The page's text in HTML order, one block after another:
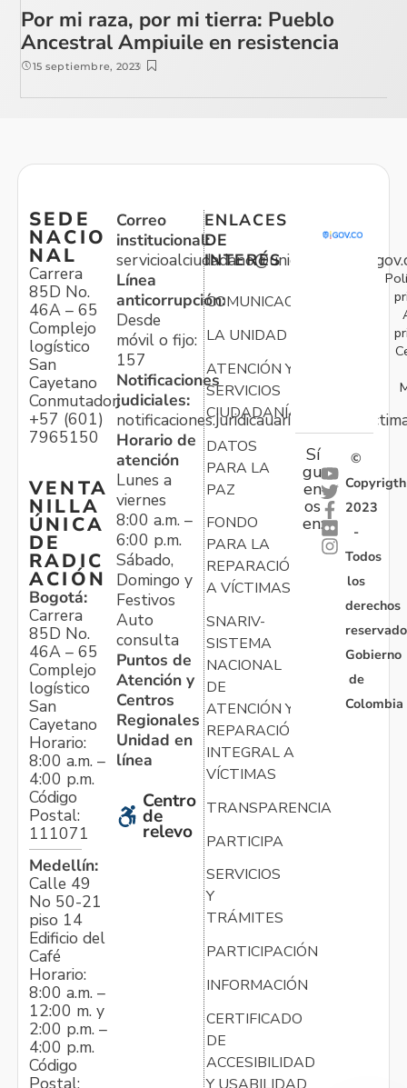
Por mi raza, por mi tierra: Pueblo
Ancestral Ampiuile en resistencia
15 septiembre, 2023
SEDE
NACIO
NAL
Carrera
85D No.
46A – 65
Complejo
logístico
San
Cayetano
Conmutador:
+57 (601)
7965150
VENTA
NILLA
ÚNICA
DE
RADIC
ACIÓN
Bogotá:
Carrera
85D No.
46A – 65
Complejo
logístico
San
Cayetano
Horario:
8:00 a.m. –
4:00 p.m.
Código
Postal:
111071
Medellín:
Calle 49
No 50-21
piso 14
Edificio del
Café
Horario:
8:00 a.m. –
12:00 m. y
2:00 p.m. –
4:00 p.m.
Código
Postal:
Correo
institucional:
Línea
anticorrupción:
Desde
móvil o fijo:
157
Notificaciones
judiciales:
Horario de
atención
Lunes a
viernes
8:00 a.m. –
6:00 p.m.
Sábado,
Domingo y
Festivos
Auto
consulta
Puntos de
Atención y
Centros
Regionales
Unidad en
línea
Centro
de
relevo
ENLACES
DE
INTERÉS
COMUNICACIONES
LA UNIDAD
ATENCIÓN Y
SERVICIOS
CIUDADANÍA
DATOS
PARA LA
PAZ
FONDO
PARA LA
REPARACIÓN
A VÍCTIMAS
SNARIV-
SISTEMA
NACIONAL
DE
ATENCIÓN Y
REPARACIÓN
INTEGRAL A
VÍCTIMAS
TRANSPARENCIA
PARTICIPA
SERVICIOS
Y
TRÁMITES
PARTICIPACIÓN
INFORMACIÓN
CERTIFICADO
DE
ACCESIBILIDAD
Sí
gu
en
os
en:
©
Copyrigth
2023
-
Todos
los
derechos
Gobierno
de
Colombia